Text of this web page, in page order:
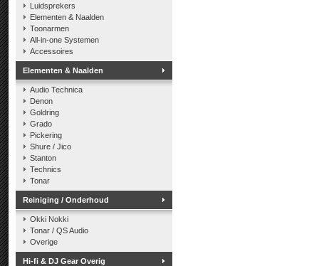
Luidsprekers
Elementen & Naalden
Toonarmen
All-in-one Systemen
Accessoires
Elementen & Naalden
Audio Technica
Denon
Goldring
Grado
Pickering
Shure / Jico
Stanton
Technics
Tonar
Reiniging / Onderhoud
Okki Nokki
Tonar / QS Audio
Overige
Hi-fi & DJ Gear Overig